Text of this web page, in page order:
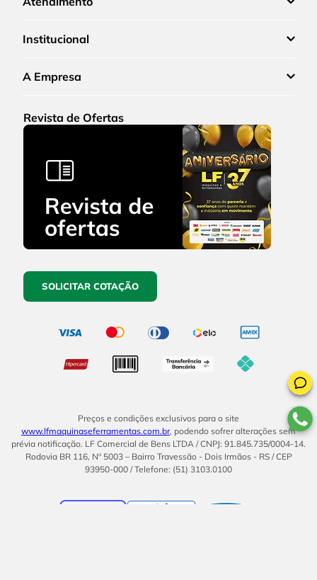
Institucional
A Empresa
Revista de Ofertas
SOLICITAR COTAÇÃO
Preços e condições exclusivos para o site
www.lfmaquinaseferramentas.com.br, podendo sofrer alterações sem
prévia notificação. LF Comercial de Bens LTDA / CNPJ: 91.845.735/0004-14.
Rodovia BR 116, Nº 5003 – Bairro Travessão - Dois Irmãos - RS / CEP
93950-000 / Telefone: (51) 3103.0100